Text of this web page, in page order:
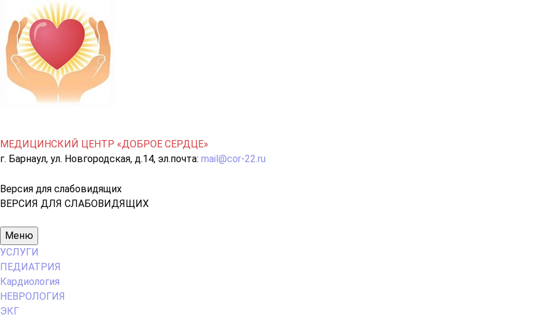
МЕДИЦИНСКИЙ ЦЕНТР «ДОБРОЕ СЕРДЦЕ»
г. Барнаул, ул. Новгородская, д.14, эл.почта: mail@cor-22.ru
Версия для слабовидящих
ВЕРСИЯ ДЛЯ СЛАБОВИДЯЩИХ
Основное
меню
Меню
УСЛУГИ
ПЕДИАТРИЯ
Кардиология
НЕВРОЛОГИЯ
ЭКГ